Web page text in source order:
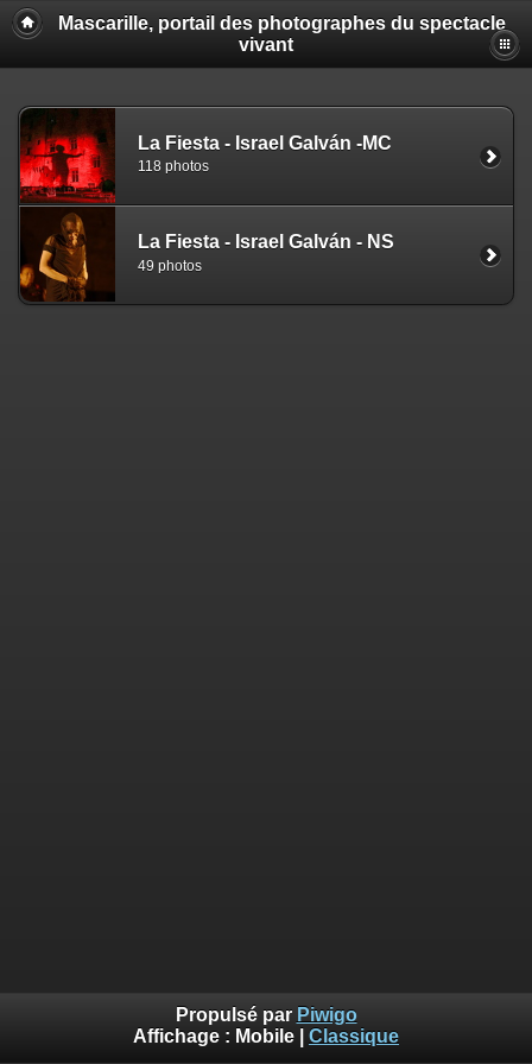
Mascarille, portail des photographes du spectacle
vivant
La Fiesta - Israel Galván -MC
118 photos
La Fiesta - Israel Galván - NS
49 photos
Propulsé par Piwigo
Affichage : Mobile Classique